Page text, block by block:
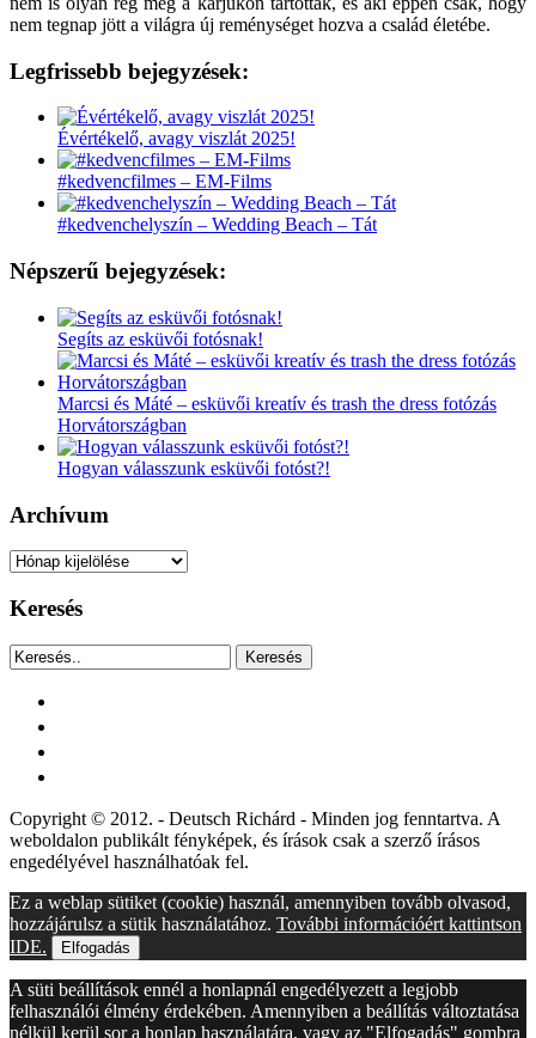
nem tegnap jött a világra új reménységet hozva a család életébe.
Legfrissebb bejegyzések:
Évértékelő, avagy viszlát 2025!
#kedvencfilmes – EM-Films
#kedvenchelyszín – Wedding Beach – Tát
Népszerű bejegyzések:
Segíts az esküvői fotósnak!
Marcsi és Máté – esküvői kreatív és trash the dress fotózás
Horvátországban
Hogyan válasszunk esküvői fotóst?!
Archívum
Archívum
Keresés
Keresés
Copyright © 2012. - Deutsch Richárd - Minden jog fenntartva. A
weboldalon publikált fényképek, és írások csak a szerző írásos
engedélyével használhatóak fel.
Ez a weblap sütiket (cookie) használ, amennyiben tovább olvasod,
hozzájárulsz a sütik használatához. További információért kattintson
IDE.
Elfogadás
A süti beállítások ennél a honlapnál engedélyezett a legjobb
felhasználói élmény érdekében. Amennyiben a beállítás változtatása
nélkül kerül sor a honlap használatára, vagy az "Elfogadás" gombra